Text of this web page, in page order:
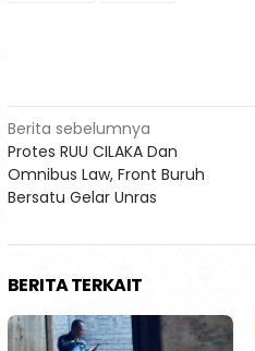
Navigasi
pos
Berita sebelumnya
Protes RUU CILAKA Dan
Omnibus Law, Front Buruh
Bersatu Gelar Unras
BERITA TERKAIT